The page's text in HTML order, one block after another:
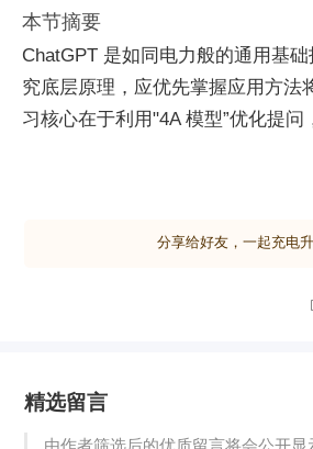
本节摘要
ChatGPT 是如同电力般的通用基
究底层原理，应优先掌握应用方法
习核心在于利用"4A 模型”优化提问
将并行工作拆解为串行步骤，采用“
具备更强推理能力、支持联网搜索
文窗口高达 25k token，适合处理
分享给好友，一起充电
精选留言
由作者筛选后的优质留言将会公开显